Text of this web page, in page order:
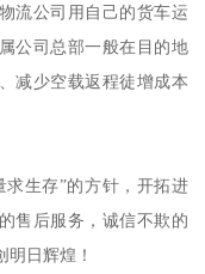
流公司用自己的货车运
公司总部一般在目的地
减少空载返程徒增成本
生存”的方针，开拓进
售后服务，诚信不欺的
日辉煌！